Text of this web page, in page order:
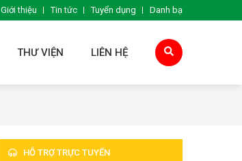
Giới thiệu Tin tức Tuyển dụng Danh bạ
THƯ VIỆN LIÊN HỆ
HỖ TRỢ TRỰC TUYẾN